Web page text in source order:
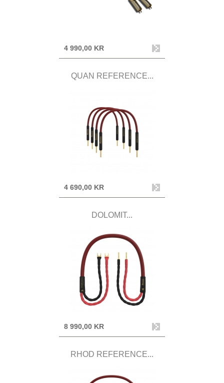
4 990,00 KR
QUAN REFERENCE...
4 690,00 KR
DOLOMIT...
8 990,00 KR
RHOD REFERENCE...